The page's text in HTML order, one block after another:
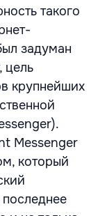
такого
задуман
цель
крупнейших
Messenger
который